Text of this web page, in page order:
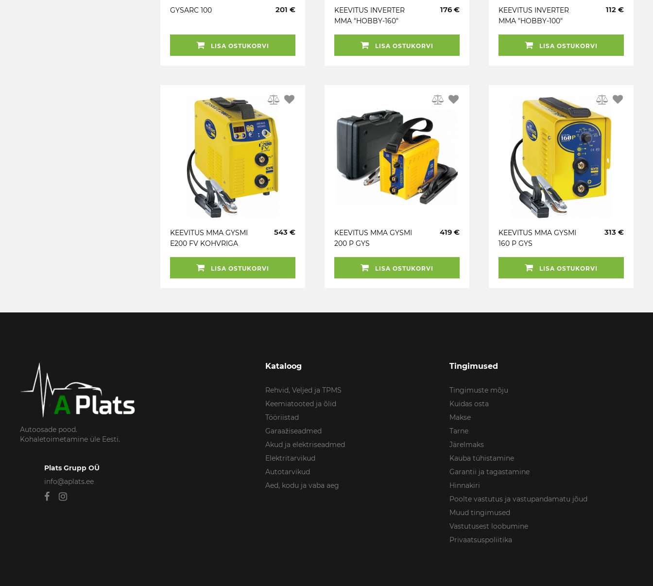
GYSARC 100 201 €
LISA OSTUKORVI
KEEVITUS INVERTER
MMA "HOBBY-160"
KANDMISKÄEPIDE JBM
176 €
LISA OSTUKORVI
KEEVITUS INVERTER
MMA "HOBBY-100"
KANDERIHM JBM
112 €
LISA OSTUKORVI
KEEVITUS MMA GYSMI
E200 FV KOHVRIGA
543 €
LISA OSTUKORVI
KEEVITUS MMA GYSMI
200 P GYS
419 €
LISA OSTUKORVI
KEEVITUS MMA GYSMI
160 P GYS
313 €
LISA OSTUKORVI
Autoosade pood.
Kohaletoimetamine üle Eesti.
Plats Grupp OÜ
info@aplats.ee
Kataloog
Rehvid, Veljed ja TPMS
Keemiatooted ja õlid
Tööriistad
Garaažiseadmed
Akud ja elektriseadmed
Elektritarvikud
Autotarvikud
Aed, kodu ja vaba aeg
Tingimused
Tingimuste mõju
Kuidas osta
Makse
Tarne
Järelmaks
Kauba tühistamine
Garantii ja tagastamine
Hinnakiri
Poolte vastutus ja vastupandamatu jõud
Muud tingimused
Vastutusest loobumine
Privaatsuspoliitika